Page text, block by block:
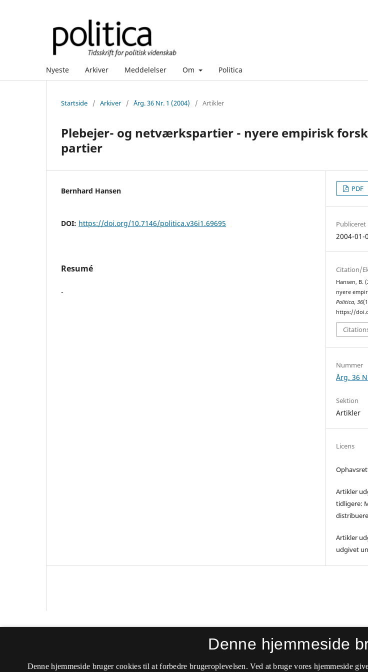
Nyeste Arkiver Meddelelser Om Politica
Startside / Arkiver / Årg. 36 Nr. 1 (2004) / Artikler
Plebejer- og netværkspartier - nyere empirisk
partier
Bernhard Hansen
DOI: https://doi.org/10.7146/politica.v36i1.69695
Resumé
-
PDF
Publiceret
2004-01-
Citation/
Hansen, B.
nyere
Politica,36
https://
Nummer
Årg. 36
Sektion
Artikler
Licens
Artikler
tidligere:
Artikler
udgivet
ISSN 2246-042X (Online)
Denne hjemmeside
Denne hjemmeside bruger cookies til at forbedre brugeroplevelsen. Ved at bruge vores hjemmeside